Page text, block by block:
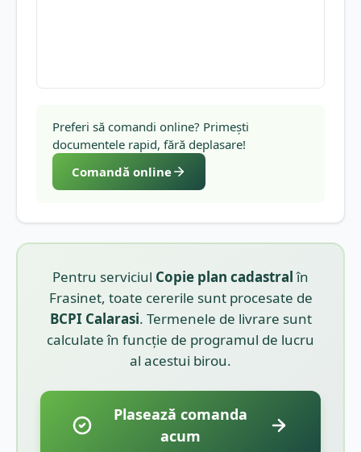
Preferi să comandi online? Primești
documentele rapid, fără deplasare!
Comandă online
Pentru serviciul Copie plan cadastralîn
Frasinet, toate cererile sunt procesate de
BCPI Calarasi. Termenele de livrare sunt
calculate în funcție de programul de lucru
al acestui birou.
Plasează comanda
acum